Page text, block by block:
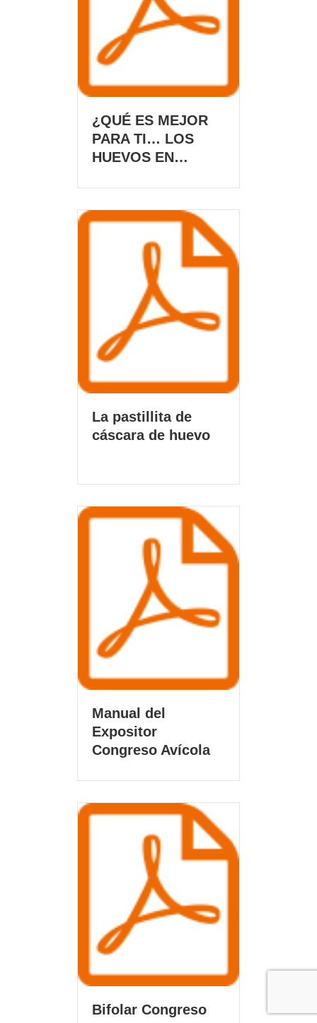
¿QUÉ ES MEJOR
PARA TI… LOS
HUEVOS EN…
La pastillita de
cáscara de huevo
Manual del
Expositor
Congreso Avícola
Bifolar Congreso